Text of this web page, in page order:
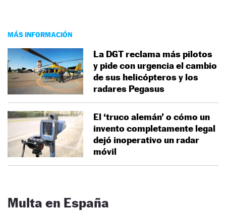
MÁS INFORMACIÓN
La DGT reclama más pilotos
y pide con urgencia el cambio
de sus helicópteros y los
radares Pegasus
El ‘truco alemán’ o cómo un
invento completamente legal
dejó inoperativo un radar
móvil
Multa en España